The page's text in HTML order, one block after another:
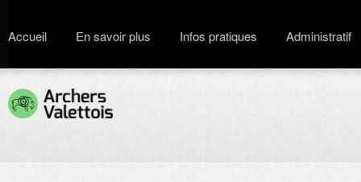
Accueil En savoir plus Infos pratiques Administratif